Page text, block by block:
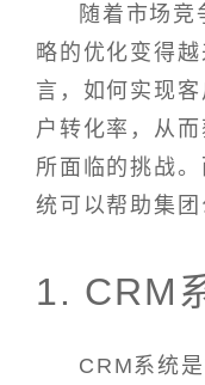
随着市场竞
略的优化变得
言，如何实现
户转化率，从
所面临的挑战
统可以帮助集团
1. CRM
CRM系统